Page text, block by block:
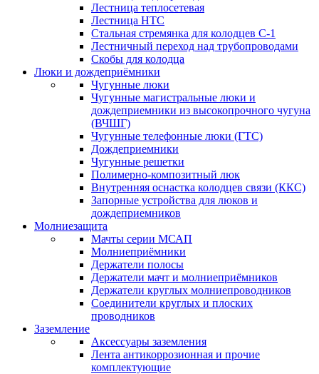
Лестница теплосетевая
Лестница НТС
Стальная стремянка для колодцев С-1
Лестничный переход над трубопроводами
Скобы для колодца
Люки и дождеприёмники
Чугунные люки
Чугунные магистральные люки и
дождеприемники из высокопрочного чугуна
(ВЧШГ)
Чугунные телефонные люки (ГТС)
Дождеприемники
Чугунные решетки
Полимерно-композитный люк
Внутренняя оснастка колодцев связи (ККС)
Запорные устройства для люков и
дождеприемников
Молниезащита
Мачты серии МСАП
Молниеприёмники
Держатели полосы
Держатели мачт и молниеприёмников
Держатели круглых молниепроводников
Cоединители круглых и плоских
проводников
Заземление
Аксессуары заземления
Лента антикоррозионная и прочие
комплектующие